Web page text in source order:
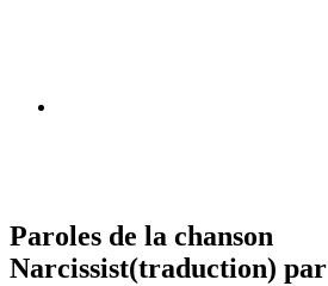
Paroles de la chanson
Narcissist(traduction) par